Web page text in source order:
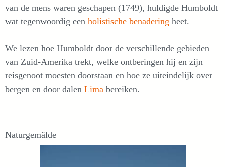
van de mens waren geschapen (1749), huldigde Humboldt
wat tegenwoordig een holistische benadering heet.
We lezen hoe Humboldt door de verschillende gebieden
van Zuid-Amerika trekt, welke ontberingen hij en zijn
reisgenoot moesten doorstaan en hoe ze uiteindelijk over
bergen en door dalen Lima bereiken.
Naturgemälde